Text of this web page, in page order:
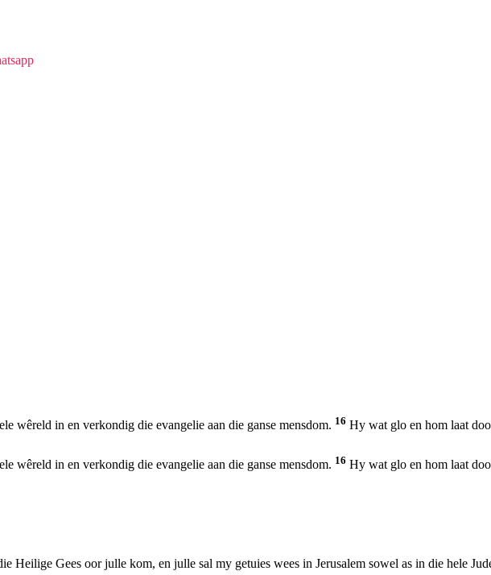
wêreld in en verkondig die evangelie aan die ganse mensdom. 16 Hy wat glo en hom laat
wêreld in en verkondig die evangelie aan die ganse mensdom. 16 Hy wat glo en hom laat
Heilige Gees oor julle kom, en julle sal my getuies wees in Jerusalem sowel as in die hele